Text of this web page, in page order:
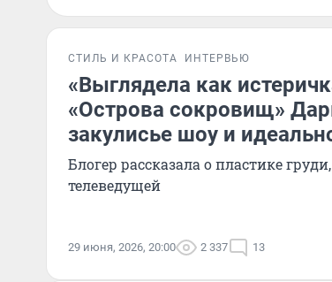
СТИЛЬ И КРАСОТА ИНТЕРВЬЮ
«Выглядела как
«Острова сокровищ»
закулисье шоу и
Блогер рассказала о пластике
телеведущей
29 июня, 2026, 20:00 2 337 13